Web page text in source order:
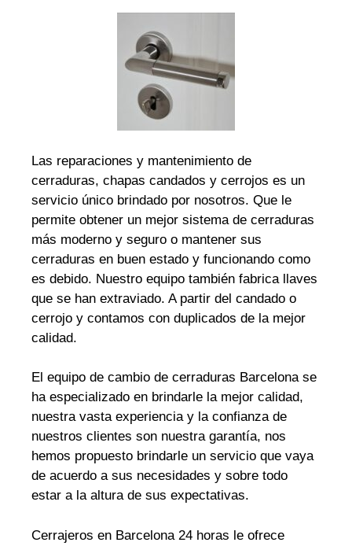
Las reparaciones y mantenimiento de
cerraduras, chapas candados y cerrojos es un
servicio único brindado por nosotros. Que le
permite obtener un mejor sistema de cerraduras
más moderno y seguro o mantener sus
cerraduras en buen estado y funcionando como
es debido. Nuestro equipo también fabrica llaves
que se han extraviado. A partir del candado o
cerrojo y contamos con duplicados de la mejor
calidad.
El equipo de cambio de cerraduras Barcelona se
ha especializado en brindarle la mejor calidad,
nuestra vasta experiencia y la confianza de
nuestros clientes son nuestra garantía, nos
hemos propuesto brindarle un servicio que vaya
de acuerdo a sus necesidades y sobre todo
estar a la altura de sus expectativas.
Cerrajeros en Barcelona 24 horas le ofrece